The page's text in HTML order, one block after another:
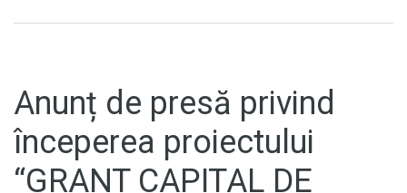
Anunț de presă privind
începerea proiectului
“GRANT CAPITAL DE